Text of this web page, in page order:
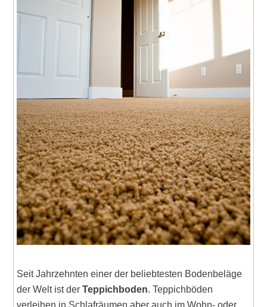
Seit Jahrzehnten einer der beliebtesten Bodenbeläge
der Welt ist derTeppichboden. Teppichböden
verleihen in Schlafräumen aber auch im Wohn- oder